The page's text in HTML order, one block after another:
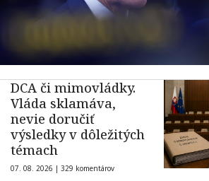
DCA či mimovládky.
Vláda sklamáva,
nevie doručiť
výsledky v dôležitých
témach
07. 08. 2026 | 329 komentárov